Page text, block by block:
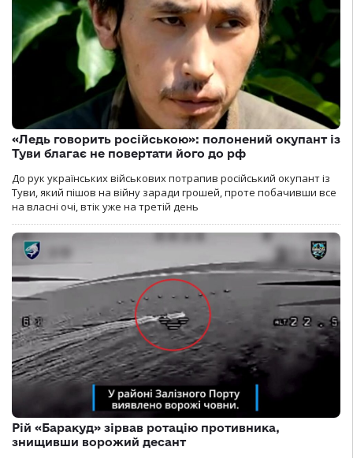
«Ледь говорить російською»: полонений окупант із
Туви благає не повертати його до рф
До рук українських військових потрапив російський окупант із
Туви, який пішов на війну заради грошей, проте побачивши все
на власні очі, втік уже на третій день
Рій «Баракуд» зірвав ротацію противника,
знищивши ворожий десант